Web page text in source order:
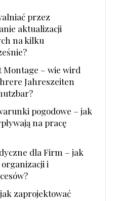
przez
aktualizacji
na kilku
Montage – wie wird
Jahreszeiten
pogodowe – jak
na pracę
dla Firm – jak
i
zaprojektować